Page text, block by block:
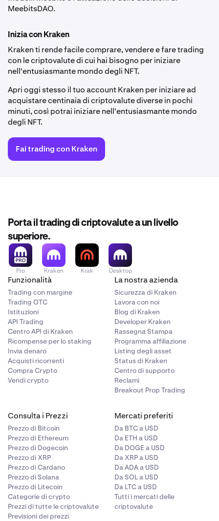
MeebitsDAO.
Inizia con Kraken
Kraken ti rende facile comprare, vendere e fare trading
con le criptovalute di cui hai bisogno per iniziare
nell'entusiasmante mondo degli NFT.
Apri oggi stesso il tuo account Kraken per iniziare ad
acquistare centinaia di criptovalute diverse in pochi
minuti, così potrai iniziare nell'entusiasmante mondo
degli NFT.
Fai trading con Kraken
Porta il trading di criptovalute a un livello
superiore.
Pro Kraken Krak Desktop
Funzionalità
Trading con margine
Trading OTC
Istituzioni
API Trading
Centro API di Kraken
Ricompense per lo staking
Invia denaro
Acquisti ricorrenti
Compra Crypto
Vendi crypto
La nostra azienda
Sicurezza di Kraken
Lavora con noi
Blog di Kraken
Developer Kraken
Rassegna Stampa
Programma affiliazione
Listing degli asset
Status di Kraken
Centro di supporto
Reclami
Breakout Prop Trading
Consulta i Prezzi
Prezzo di Bitcoin
Prezzo di Ethereum
Prezzo di Dogecoin
Prezzo di XRP
Prezzo di Cardano
Prezzo di Solana
Prezzo di Litecoin
Categorie di crypto
Prezzi di tutte le criptovalute
Previsioni dei prezzi
Mercati preferiti
Da BTC a USD
Da ETH a USD
Da DOGE a USD
Da XRP a USD
Da ADA a USD
Da SOL a USD
Da LTC a USD
Tutti i mercati delle
criptovalute